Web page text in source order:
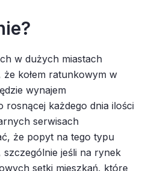
w dużych miastach
że kołem ratunkowym w
wynajem
rosnącej każdego dnia ilości
serwisach
że popyt na tego typu
szczególnie jeśli na rynek
setki mieszkań, które